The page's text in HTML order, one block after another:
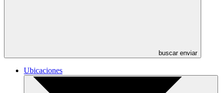
buscar enviar
Ubicaciones